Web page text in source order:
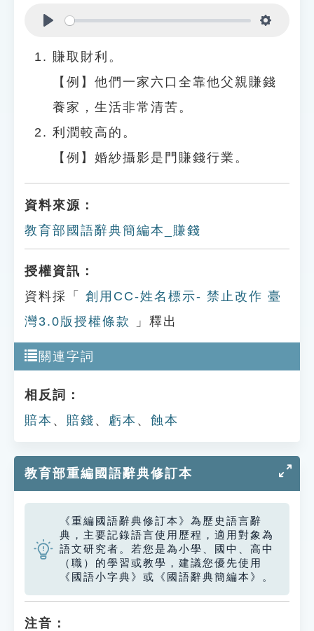
賺取財利。
【例】他們一家六口全靠他父親賺錢
養家，生活非常清苦。
利潤較高的。
【例】婚紗攝影是門賺錢行業。
資料來源：
教育部國語辭典簡編本_賺錢
授權資訊：
資料採「
創用CC-姓名標示- 禁止改作 臺
灣3.0版授權條款
」釋出
關連字詞
相反詞：
賠本 、 賠錢 、 虧本 、 蝕本
教育部重編國語辭典修訂本
《重編國語辭典修訂本》為歷史語言辭
典，主要記錄語言使用歷程，適用對象為
語文研究者。若您是為小學、國中、高中
（職）的學習或教學，建議您優先使用
《國語小字典》或《國語辭典簡編本》。
注音：